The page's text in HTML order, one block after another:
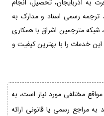
به آذربایجان، تحصیل، انجام
ترجمه رسمی اسناد و مدارک به
شبکه مترجمین اشراق با همکاری
خدمات را با بهترین کیفیت و
مختلفی مورد نیاز است، به
به مراجع رسمی یا قانونی ارائه